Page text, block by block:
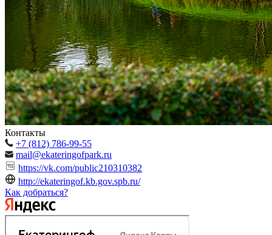
Контакты
+7 (812) 786-99-55
mail@ekateringofpark.ru
https://vk.com/public210310382
http://ekateringof.kb.gov.spb.ru/
Как добраться?